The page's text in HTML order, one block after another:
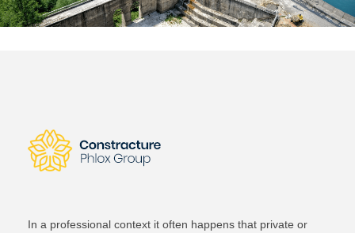
In a professional context it often happens that private or